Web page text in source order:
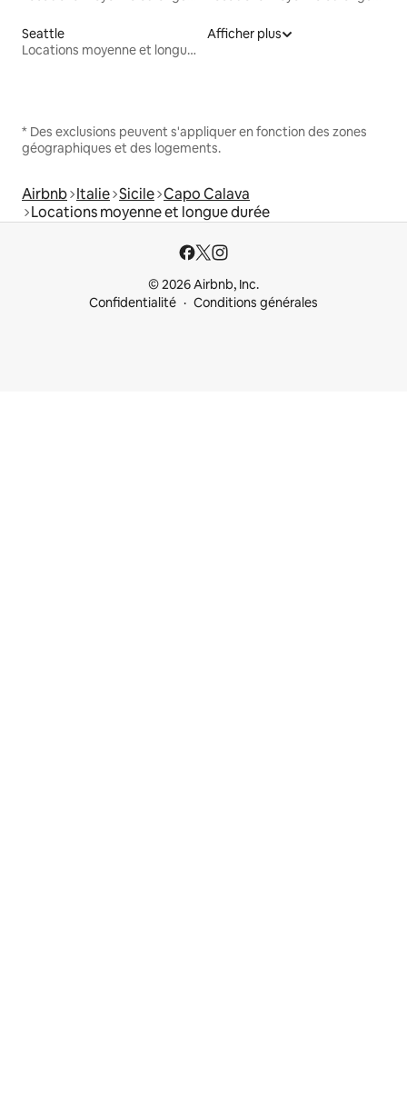
Seattle
Locations moyenne et longue durée
Afficher plus
* Des exclusions peuvent s'appliquer en fonction des zones
géographiques et des logements.
Airbnb Italie Sicile Capo Calava
Locations moyenne et longue durée
© 2026 Airbnb, Inc.
Confidentialité
Conditions générales